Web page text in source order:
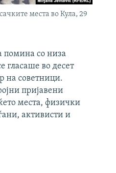
места во Кула, 29
помина со низа
гласаше во десет
на советници.
пријавени
места, физички
активисти и